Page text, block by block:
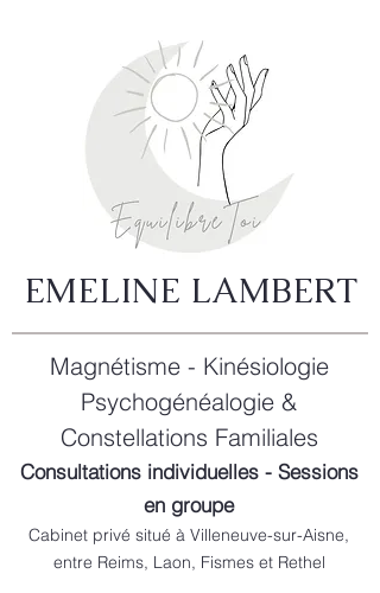
EMELINE LAMBERT
Magnétisme - Kinésiologie
Psychogénéalogie &
Constellations Familiales
Consultations individuelles - Sessions
en groupe
Cabinet privé situé à Villeneuve-sur-Aisne,
entre Reims, Laon, Fismes et Rethel